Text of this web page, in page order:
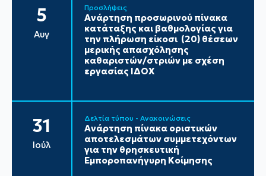
5
Αυγ
Προσλήψεις
Ανάρτηση προσωρινού πίνακα
κατάταξης και βαθμολογίας για
την πλήρωση είκοσι (20) θέσεων
μερικής απασχόλησης
καθαριστών/στριών με σχέση
εργασίας ΙΔΟΧ
31
Ιούλ
Δελτία τύπου - Ανακοινώσεις
Ανάρτηση πίνακα οριστικών
αποτελεσμάτων συμμετεχόντων
για την θρησκευτική
Εμποροπανήγυρη Κοίμησης